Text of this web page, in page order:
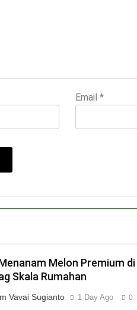
Email *
Melon Premium di
Skala Rumahan
Vavai Sugianto 1 Day Ago 0